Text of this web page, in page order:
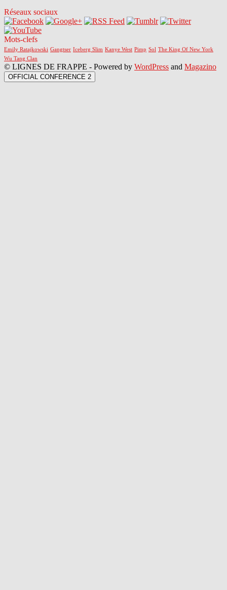
Réseaux sociaux
Mots-clefs
Emily Ratajkowski Gangtser Iceberg Slim Kanye West Pimp Sol The King Of New York
Wu Tang Clan
© LIGNES DE FRAPPE - Powered by WordPress and Magazino
OFFICIAL CONFERENCE 2